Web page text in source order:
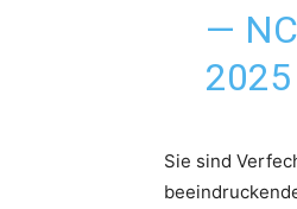
—
2025
Sie sind